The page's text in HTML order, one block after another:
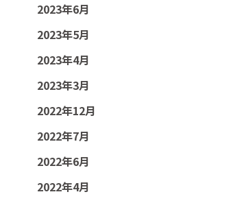
2023年6月
2023年5月
2023年4月
2023年3月
2022年12月
2022年7月
2022年6月
2022年4月